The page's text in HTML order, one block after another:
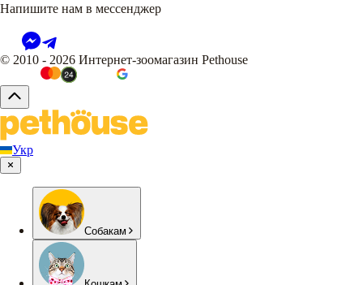
Напишите нам в мессенджер
© 2010 - 2026 Интернет-зоомагазин Pethouse
Укр
Собакам